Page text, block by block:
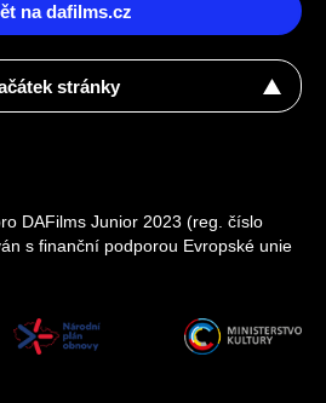
na dafilms.cz
stránky
DAFilms Junior 2023 (reg. číslo
s finanční podporou Evropské unie